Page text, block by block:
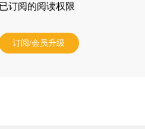
订阅的阅读权限
订阅/会员升级